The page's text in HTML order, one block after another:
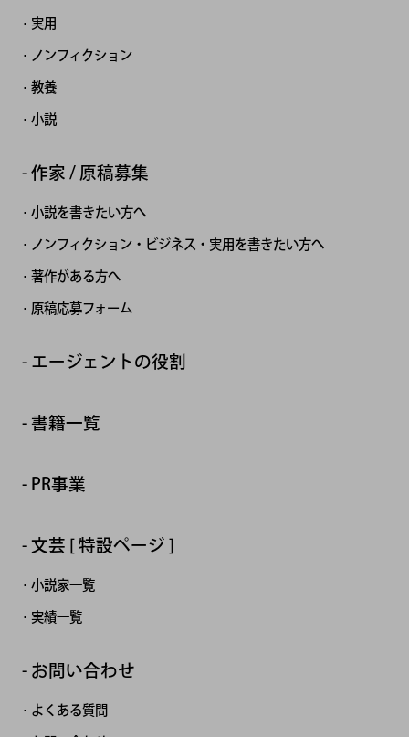
実用
ノンフィクション
教養
小説
作家 / 原稿募集
小説を書きたい方へ
ノンフィクション・ビジネス・実用を書きたい方へ
著作がある方へ
原稿応募フォーム
エージェントの役割
書籍一覧
PR事業
文芸 [ 特設ページ ]
小説家一覧
実績一覧
お問い合わせ
よくある質問